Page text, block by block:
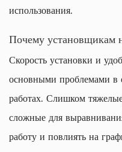
использования.
Почему установщикам
Скорость установки и
основными проблемами в
работах. Слишком
сложные для
работу и повлиять на